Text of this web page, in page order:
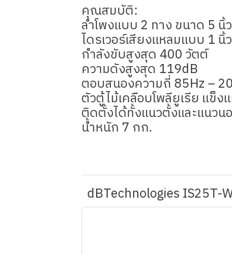
คุณสมบัติ:
ลำโพงแบบ 2 ทาง ขนาด 5 นิ้
ไดรเวอร์เสียงแหลมแบบ 1
กำลังขับสูงสุด 400 วัตต์
ความดังสูงสุด 119dB
ตอบสนองความถี่ 85Hz –
ตัวตู้ไม้เคลือบโพลียูเรีย แข็
ติดตั้งได้ทั้งแนวตั้งและแนว
น้ำหนัก 7 กก.
dBTechnologies IS25T-